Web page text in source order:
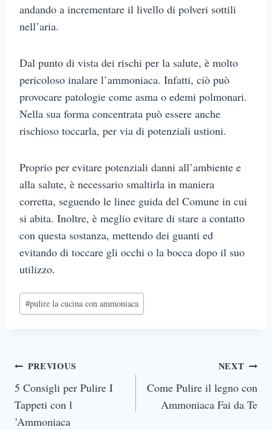
andando a incrementare il livello di polveri sottili
nell’aria.
Dal punto di vista dei rischi per la salute, è molto
pericoloso inalare l’ammoniaca. Infatti, ciò può
provocare patologie come asma o edemi polmonari.
Nella sua forma concentrata può essere anche
rischioso toccarla, per via di potenziali ustioni.
Proprio per evitare potenziali danni all’ambiente e
alla salute, è necessario smaltirla in maniera
corretta, seguendo le linee guida del Comune in cui
si abita. Inoltre, è meglio evitare di stare a contatto
con questa sostanza, mettendo dei guanti ed
evitando di toccare gli occhi o la bocca dopo il suo
utilizzo.
Post
Tags:
#pulire la cucina con ammoniaca
Post
navigation
PREVIOUS
5 Consigli per Pulire I
Tappeti con l
’Ammoniaca
NEXT
Come Pulire il legno con
Ammoniaca Fai da Te